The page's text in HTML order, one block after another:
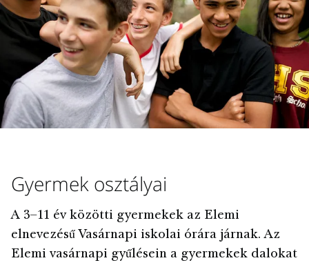
Gyermek osztályai
A 3–11 év közötti gyermekek az Elemi
elnevezésű Vasárnapi iskolai órára járnak. Az
Elemi vasárnapi gyűlésein a gyermekek dalokat